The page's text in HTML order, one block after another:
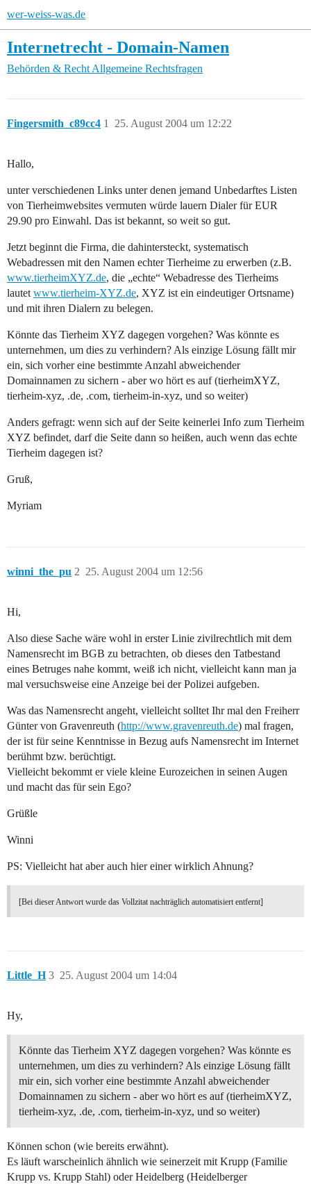
wer-weiss-was.de
Internetrecht - Domain-Namen
Behörden & Recht Allgemeine Rechtsfragen
Fingersmith_c89cc4 25. August 2004 um 12:22
1
Hallo,
unter verschiedenen Links unter denen jemand Unbedarftes Listen
von Tierheimwebsites vermuten würde lauern Dialer für EUR
29.90 pro Einwahl. Das ist bekannt, so weit so gut.
Jetzt beginnt die Firma, die dahintersteckt, systematisch
Webadressen mit den Namen echter Tierheime zu erwerben (z.B.
www.tierheimXYZ.de, die „echte“ Webadresse des Tierheims
lautet www.tierheim-XYZ.de, XYZ ist ein eindeutiger Ortsname)
und mit ihren Dialern zu belegen.
Könnte das Tierheim XYZ dagegen vorgehen? Was könnte es
unternehmen, um dies zu verhindern? Als einzige Lösung fällt mir
ein, sich vorher eine bestimmte Anzahl abweichender
Domainnamen zu sichern - aber wo hört es auf (tierheimXYZ,
tierheim-xyz, .de, .com, tierheim-in-xyz, und so weiter)
Anders gefragt: wenn sich auf der Seite keinerlei Info zum Tierheim
XYZ befindet, darf die Seite dann so heißen, auch wenn das echte
Tierheim dagegen ist?
Gruß,
Myriam
winni_the_pu 25. August 2004 um 12:56
2
Hi,
Also diese Sache wäre wohl in erster Linie zivilrechtlich mit dem
Namensrecht im BGB zu betrachten, ob dieses den Tatbestand
eines Betruges nahe kommt, weiß ich nicht, vielleicht kann man ja
mal versuchsweise eine Anzeige bei der Polizei aufgeben.
Was das Namensrecht angeht, vielleicht solltet Ihr mal den Freiherr
Günter von Gravenreuth (http://www.gravenreuth.de) mal fragen,
der ist für seine Kenntnisse in Bezug aufs Namensrecht im Internet
berühmt bzw. berüchtigt.
Vielleicht bekommt er viele kleine Eurozeichen in seinen Augen
und macht das für sein Ego?
Grüßle
Winni
PS: Vielleicht hat aber auch hier einer wirklich Ahnung?
[Bei dieser Antwort wurde das Vollzitat nachträglich automatisiert entfernt]
Little_H 25. August 2004 um 14:04
3
Hy,
Könnte das Tierheim XYZ dagegen vorgehen? Was könnte es
unternehmen, um dies zu verhindern? Als einzige Lösung fällt
mir ein, sich vorher eine bestimmte Anzahl abweichender
Domainnamen zu sichern - aber wo hört es auf (tierheimXYZ,
tierheim-xyz, .de, .com, tierheim-in-xyz, und so weiter)
Können schon (wie bereits erwähnt).
Es läuft warscheinlich ähnlich wie seinerzeit mit Krupp (Familie
Krupp vs. Krupp Stahl) oder Heidelberg (Heidelberger